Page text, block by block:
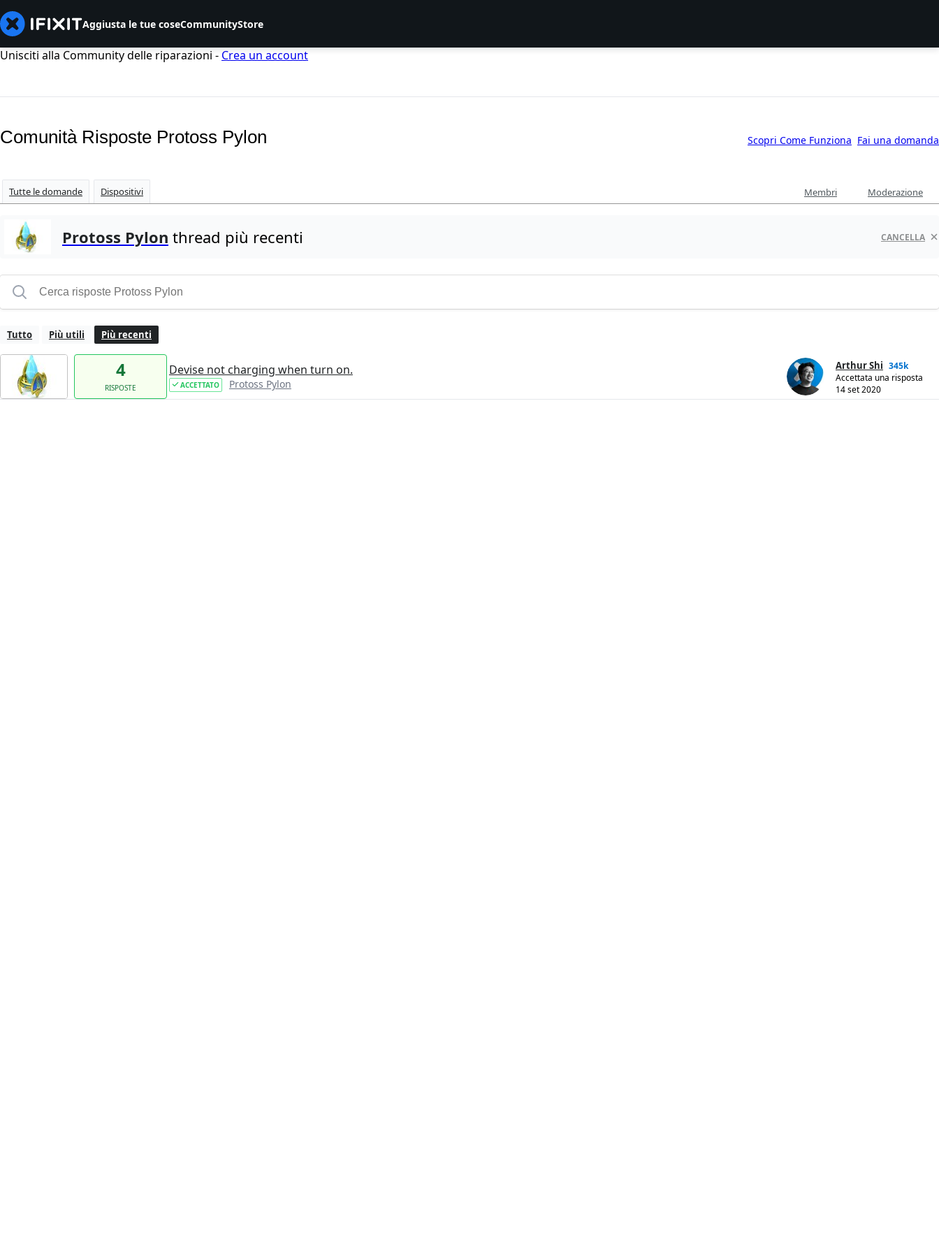
Aggiusta le tue coseCommunityStore
Unisciti alla Community delle riparazioni - Crea un account
Comunità Risposte Protoss Pylon Scopri Come Funziona Fai una domanda
Tutte le domande Dispositivi Membri Moderazione
Protoss Pylon thread più recenti CANCELLA
Tutto Più utili Più recenti
4
RISPOSTE
Devise not charging when turn on.
ACCETTATO Protoss Pylon
Arthur Shi 345k
Accettata una risposta
14 set 2020